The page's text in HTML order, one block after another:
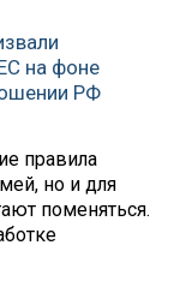
на фоне
РФ
правила
но и для
поменяться.